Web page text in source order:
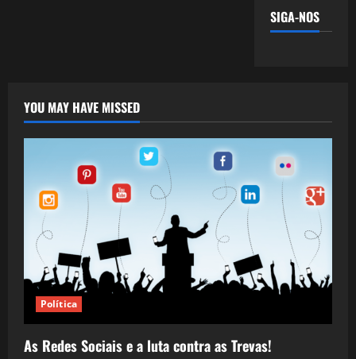
SIGA-NOS
YOU MAY HAVE MISSED
Política
As Redes Sociais e a luta contra as Trevas!